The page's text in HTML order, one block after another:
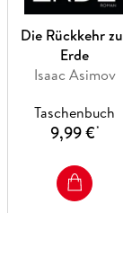
Die Rückkehr zur
Erde
Isaac Asimov
Taschenbuch
9,99 €*